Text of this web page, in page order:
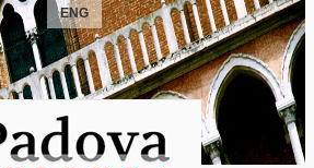
ENG